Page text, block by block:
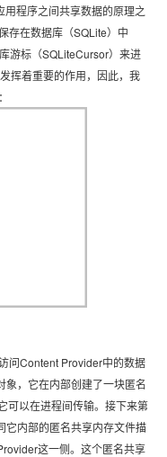
程序之间共享数据的原理之
存在数据库（SQLite）中
游标（SQLiteCursor）来进
挥着重要的作用，因此，我
Content Provider中的数据
，它在内部创建了一块匿名
可以在进程间传输。接下来第
它内部的匿名共享内存文件描
这一侧。这个匿名共享